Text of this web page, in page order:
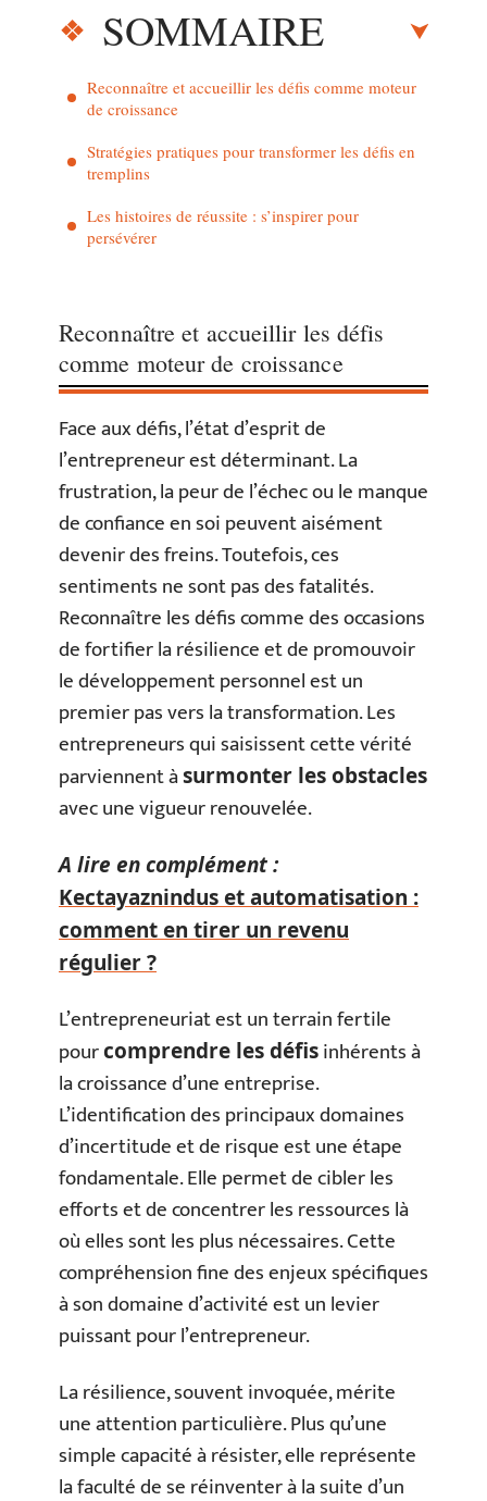
SOMMAIRE
Reconnaître et accueillir les défis comme moteur
de croissance
Stratégies pratiques pour transformer les défis en
tremplins
Les histoires de réussite : s’inspirer pour
persévérer
Reconnaître et accueillir les défis
comme moteur de croissance
Face aux défis, l’état d’esprit de
l’entrepreneur est déterminant. La
frustration, la peur de l’échec ou le manque
de confiance en soi peuvent aisément
devenir des freins. Toutefois, ces
sentiments ne sont pas des fatalités.
Reconnaître les défis comme des occasions
de fortifier la résilience et de promouvoir
le développement personnel est un
premier pas vers la transformation. Les
entrepreneurs qui saisissent cette vérité
parviennent àsurmonter les obstacles
avec une vigueur renouvelée.
A lire en complément :
Kectayaznindus et automatisation :
comment en tirer un revenu
régulier ?
L’entrepreneuriat est un terrain fertile
pourcomprendre les défisinhérents à
la croissance d’une entreprise.
L’identification des principaux domaines
d’incertitude et de risque est une étape
fondamentale. Elle permet de cibler les
efforts et de concentrer les ressources là
où elles sont les plus nécessaires. Cette
compréhension fine des enjeux spécifiques
à son domaine d’activité est un levier
puissant pour l’entrepreneur.
La résilience, souvent invoquée, mérite
une attention particulière. Plus qu’une
simple capacité à résister, elle représente
la faculté de se réinventer à la suite d’un